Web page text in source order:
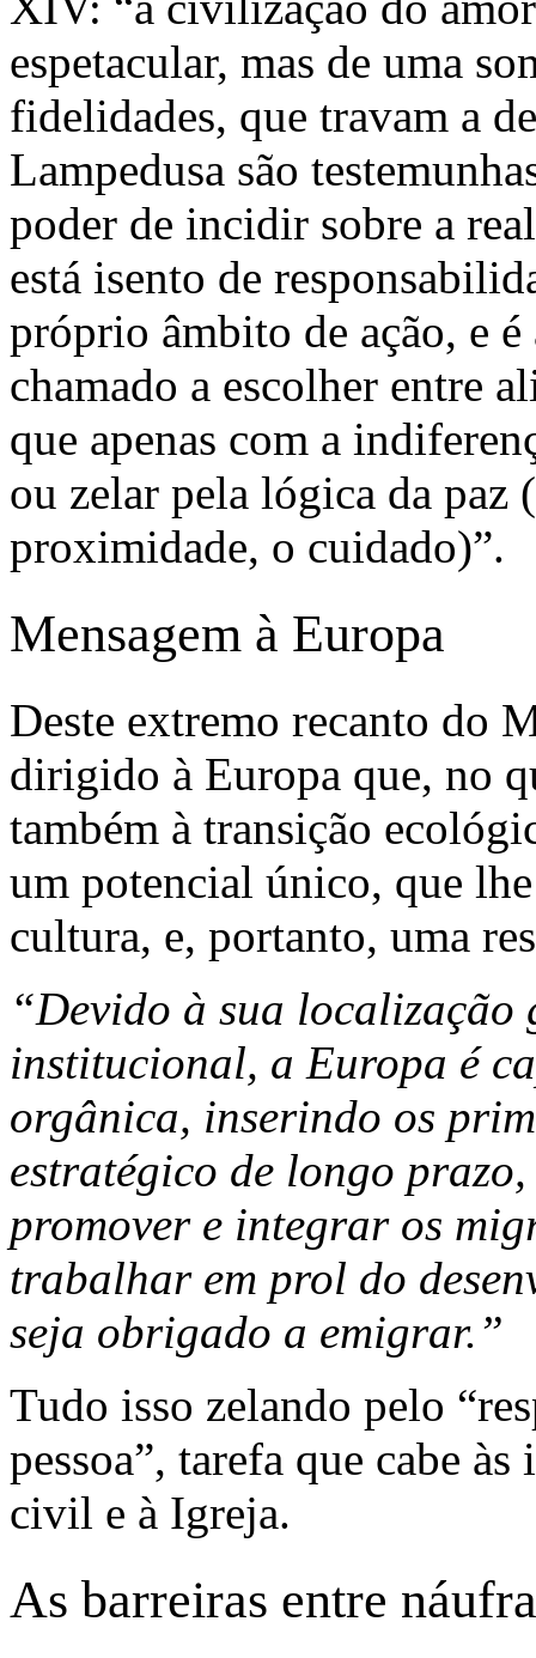
espetacular, mas de uma
fidelidades, que travam a
Lampedusa são
poder de incidir sobre a
está isento de
próprio âmbito de ação, e
chamado a escolher entre
que apenas com a
ou zelar pela lógica da paz
proximidade, o cuidado)”.
Mensagem à Europa
Deste extremo recanto do
dirigido à Europa que, no
também à transição
um potencial único, que
cultura, e, portanto, uma
“Devido à sua
institucional, a Europa é
orgânica, inserindo os
estratégico de longo
promover e integrar os
trabalhar em prol do
seja obrigado a emigrar.”
Tudo isso zelando pelo
pessoa”, tarefa que cabe
civil e à Igreja.
As barreiras entre